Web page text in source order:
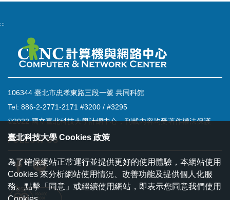
:::
106344 臺北市忠孝東路三段一號 共同科館
Tel: 886-2-2771-2171 #3200 / #3295
©2022 國立臺北科技大學計網中心，刊載內容均受著作權法保護
FOLLOW US
臺北科技大學 Cookies 政策
為了確保網站正常運行並提供更好的使用體驗，本網站使用
Cookies 來分析網站使用情況、改善功能及提供個人化服
務。點擊「同意」或繼續使用網站，即表示您同意我們使用